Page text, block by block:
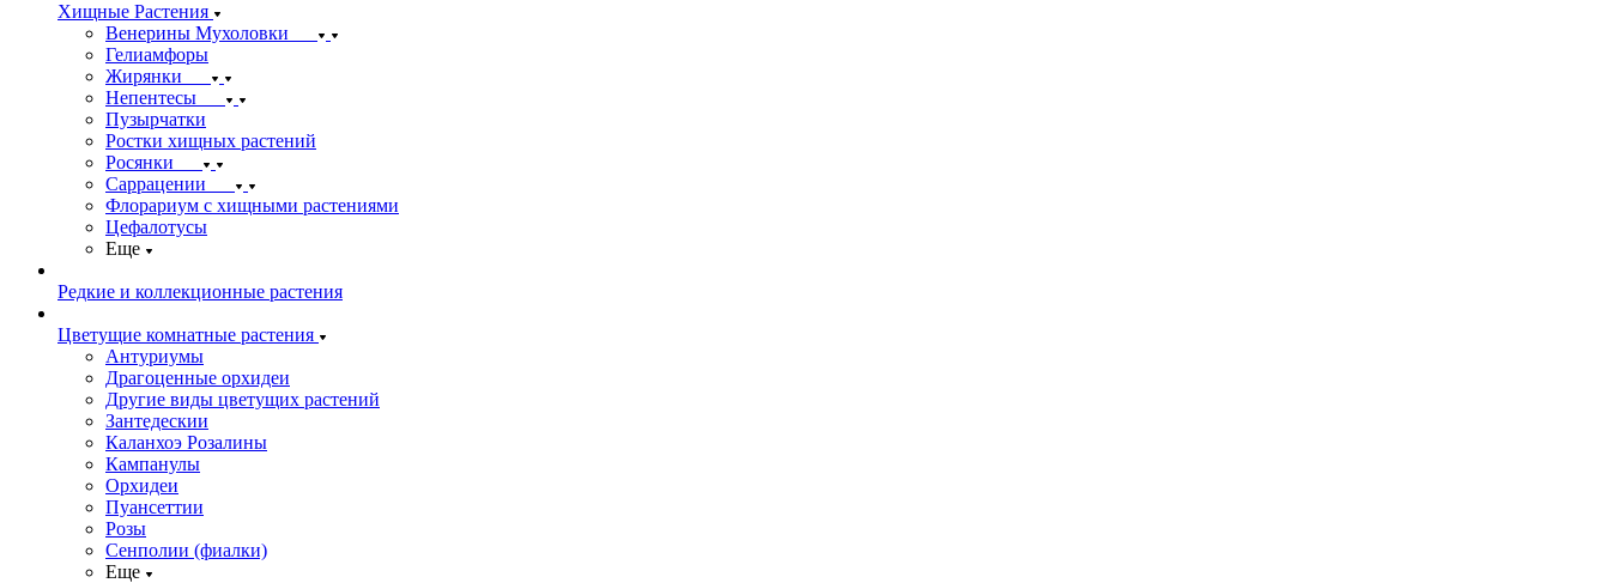
Хищные Растения
Венерины Мухоловки
Гелиамфоры
Жирянки
Непентесы
Пузырчатки
Ростки хищных растений
Росянки
Саррацении
Флорариум с хищными растениями
Цефалотусы
Еще
Редкие и коллекционные растения
Цветущие комнатные растения
Антуриумы
Драгоценные орхидеи
Другие виды цветущих растений
Зантедескии
Каланхоэ Розалины
Кампанулы
Орхидеи
Пуансеттии
Розы
Сенполии (фиалки)
Еще